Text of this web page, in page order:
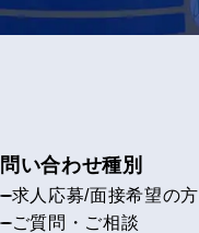
問い合わせ種別
求人応募/面接希望の方
ご質問・ご相談